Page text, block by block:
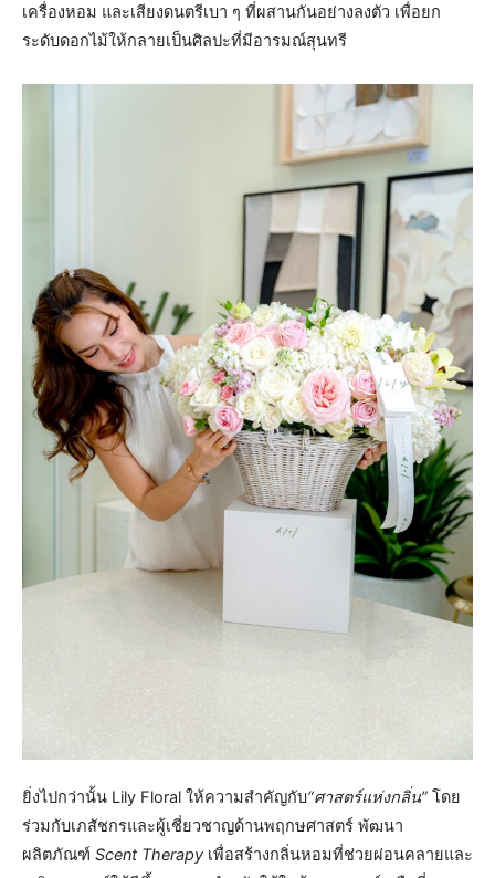
เครื่องหอม และเสียงดนตรีเบา ๆ ที่ผสานกันอย่างลงตัว เพื่อยก
ระดับดอกไม้ให้กลายเป็นศิลปะที่มีอารมณ์สุนทรี
​ยิ่งไปกว่านั้น Lily Floral ให้ความสำคัญกับ“ศาสตร์แห่งกลิ่น” โดย
ร่วมกับเภสัชกรและผู้เชี่ยวชาญด้านพฤกษศาสตร์ พัฒนา
ผลิตภัณฑ์ Scent Therapy เพื่อสร้างกลิ่นหอมที่ช่วยผ่อนคลายและ